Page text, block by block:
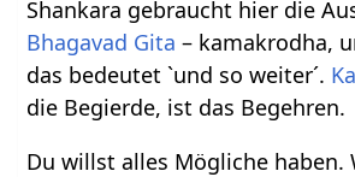
Shankara gebraucht hier die
Bhagavad Gita – kamakrodha,
das bedeutet `und so weiter´.
die Begierde, ist das Begehren.
Du willst alles Mögliche haben.